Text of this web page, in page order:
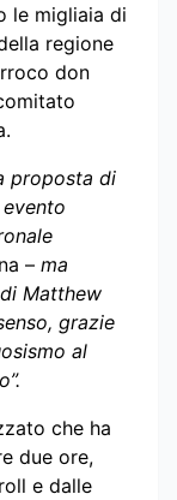
le migliaia di
regione
don
proposta di
– ma
Matthew
grazie
al
che ha
due ore,
e dalle